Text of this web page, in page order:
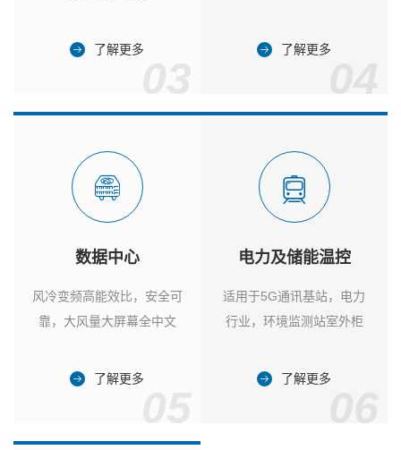
了解更多 了解更多
数据中心
风冷变频高能效比，安全可
靠，大风量大屏幕全中文
了解更多
电力及储能温控
适用于5G通讯基站，电力
行业，环境监测站室外柜
了解更多